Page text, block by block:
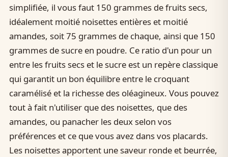
simplifiée, il vous faut 150 grammes de fruits secs,
idéalement moitié noisettes entières et moitié
amandes, soit 75 grammes de chaque, ainsi que 150
grammes de sucre en poudre. Ce ratio d'un pour un
entre les fruits secs et le sucre est un repère classique
qui garantit un bon équilibre entre le croquant
caramélisé et la richesse des oléagineux. Vous pouvez
tout à fait n'utiliser que des noisettes, que des
amandes, ou panacher les deux selon vos
préférences et ce que vous avez dans vos placards.
Les noisettes apportent une saveur ronde et beurrée,